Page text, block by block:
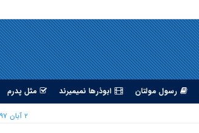
رسول مولتان ابوذرها نمیمیرند مثل پدرم
۲ آبان ۱۳۹۷